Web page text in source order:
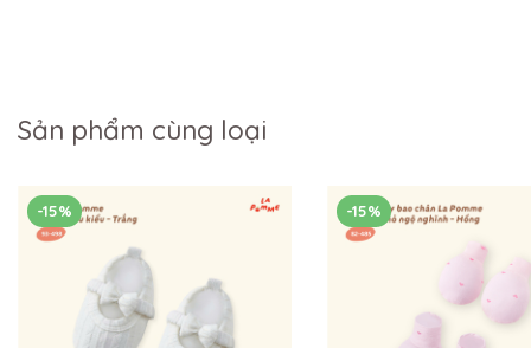
Sản phẩm cùng loại
-15% -15%